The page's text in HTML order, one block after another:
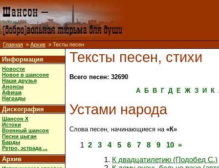
Главная » Архив » Тесты песен
Информация
Новости
Новое в шансоне
Наши друзья
Анонсы
Афиша
Награды
Дискография
Шансон X
Истоки
Военный шансон
Песни цыган
Барды
Ретро, эстрада ...
Архив
Тексты песен, стихи
Всего песен: 32690
А
Б В Г Д Е Ж З И К
Устами народа
Слова песен, начинающиеся на «К»
1 2 3 4 5 6 7 8 9 10 »
К двадцатилетию (Подобед С.)